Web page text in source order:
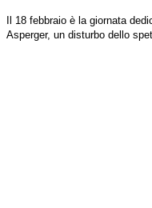
Il 18 febbraio è la giornata
Asperger, un disturbo dello